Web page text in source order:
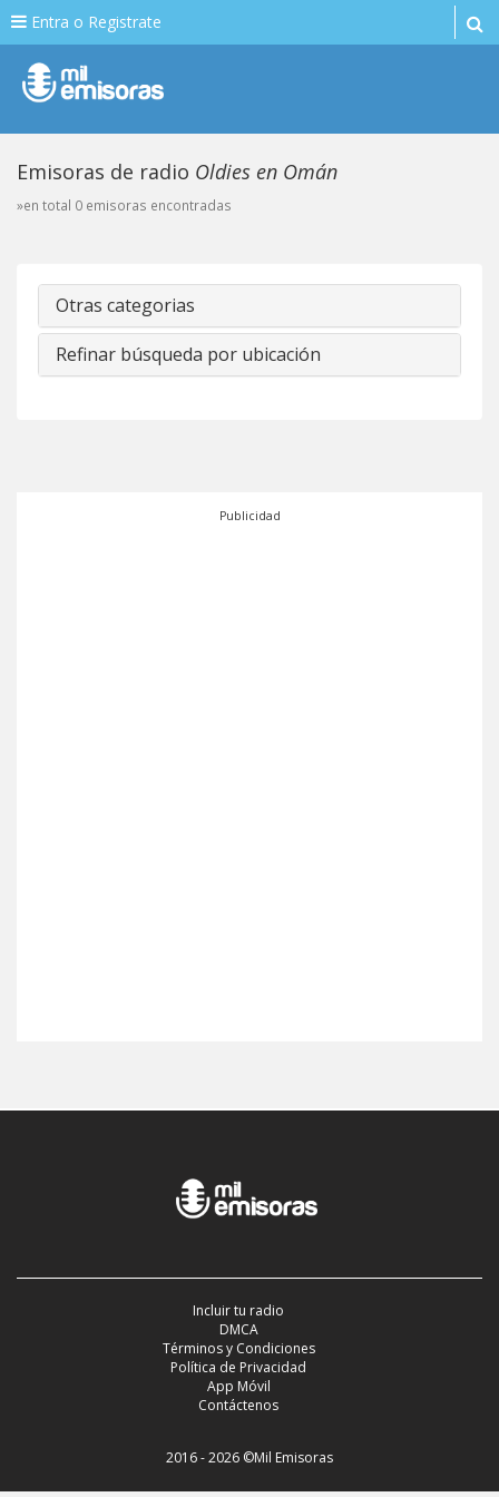
Entra o Registrate
Emisoras de radio Oldies en Omán
»en total 0 emisoras encontradas
Otras categorias
Refinar búsqueda por ubicación
Publicidad
Incluir tu radio
DMCA
Términos y Condiciones
Política de Privacidad
App Móvil
Contáctenos
2016 - 2026 ©Mil Emisoras